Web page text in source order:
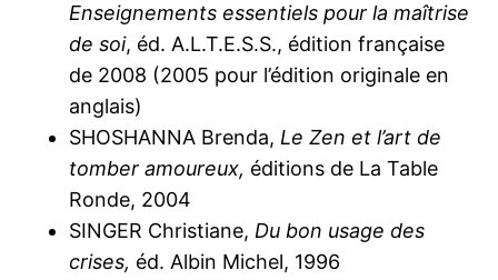
Enseignements essentiels pour la maîtrise
de soi, éd. A.L.T.E.S.S., édition française
de 2008 (2005 pour l’édition originale en
anglais)
SHOSHANNA Brenda,Le Zen et l’art de
tomber amoureux, éditions de La Table
Ronde, 2004
SINGER Christiane,Du bon usage des
crises, éd. Albin Michel, 1996